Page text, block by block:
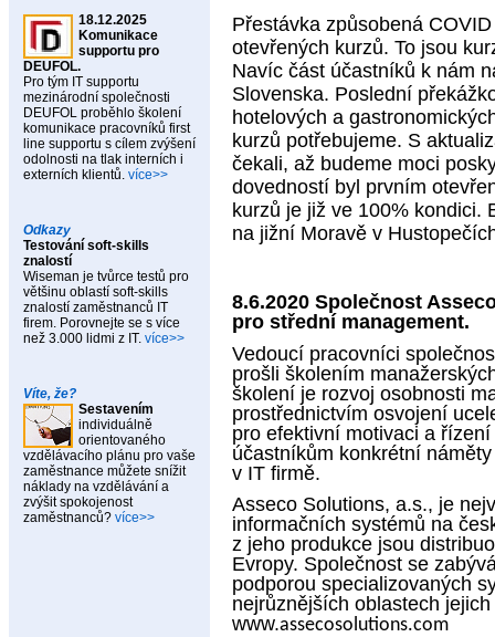
18.12.2025
Komunikace
supportu pro
DEUFOL.
Pro tým IT supportu
mezinárodní společnosti
DEUFOL proběhlo školení
komunikace pracovníků first
line supportu s cílem zvýšení
odolnosti na tlak interních i
externích klientů. více>>
Odkazy
Testování soft-skills
znalostí
Wiseman je tvůrce testů pro
většinu oblastí soft-skills
znalostí zaměstnanců IT
firem. Porovnejte se s více
než 3.000 lidmi z IT. více>>
Víte, že?
Sestavením
individuálně
orientovaného
vzdělávacího plánu pro vaše
zaměstnance můžete snížit
náklady na vzdělávání a
zvýšit spokojenost
zaměstnanců? více>>
Přestávka způsobená
otevřených kurzů. To jsou
Navíc část účastníků k nám
Slovenska. Poslední
hotelových a
kurzů potřebujeme. S
čekali, až budeme moci
dovedností byl prvním
kurzů je již ve 100% kondici.
na jižní Moravě v
8.6.2020 Společnost
pro střední management.
Vedoucí pracovníci
prošli školením
školení je rozvoj osobnosti
prostřednictvím osvojení
pro efektivní motivaci a
účastníkům konkrétní
v IT firmě.
Asseco Solutions, a.s., je
informačních systémů na
z jeho produkce jsou
Evropy. Společnost se
podporou specializovaných
nejrůznějších oblastech
www.assecosolutions.com